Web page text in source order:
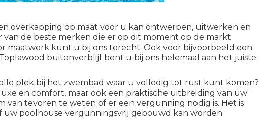
overkapping op maat voor u kan ontwerpen, uitwerken en
de beste merken die er op dit moment op de markt
maatwerk kunt u bij ons terecht. Ook voor bijvoorbeeld een
Toplawood buitenverblijf bent u bij ons helemaal aan het juiste
plek bij het zwembad waar u volledig tot rust kunt komen?
en comfort, maar ook een praktische uitbreiding van uw
van tevoren te weten of er een vergunning nodig is. Het is
uw poolhouse vergunningsvrij gebouwd kan worden.